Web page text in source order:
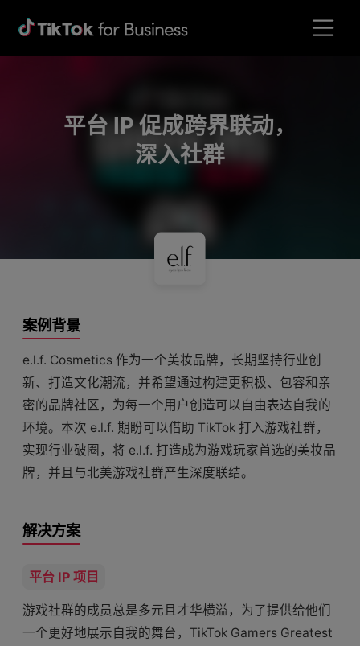
平台 IP 促成跨界联动，
深入社群
案例背景
e.l.f. Cosmetics 作为一个美妆品牌，长期坚持行业创
新、打造文化潮流，并希望通过构建更积极、包容和亲
密的品牌社区，为每一个用户创造可以自由表达自我的
环境。本次 e.l.f. 期盼可以借助 TikTok 打入游戏社群，
实现行业破圈，将 e.l.f. 打造成为游戏玩家首选的美妆品
牌，并且与北美游戏社群产生深度联结。
解决方案
平台 IP 项目
游戏社群的成员总是多元且才华横溢，为了提供给他们
一个更好地展示自我的舞台，TikTok Gamers Greatest